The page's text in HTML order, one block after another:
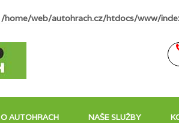
/home/web/autohrach.cz/htdocs/www/
O AUTOHRACH NAŠE SLUŽBY